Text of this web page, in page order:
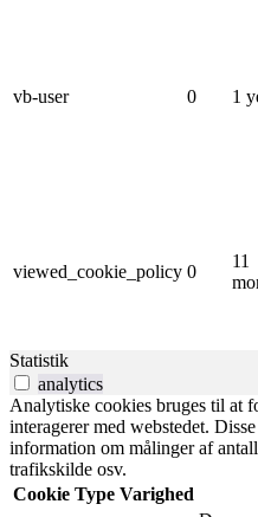
vb-user 0 1
viewed_cookie_policy 0
11
Statistik
analytics
Analytiske cookies bruges til at
interagerer med webstedet.
information om målinger af
trafikskilde osv.
Cookie Type Varighed